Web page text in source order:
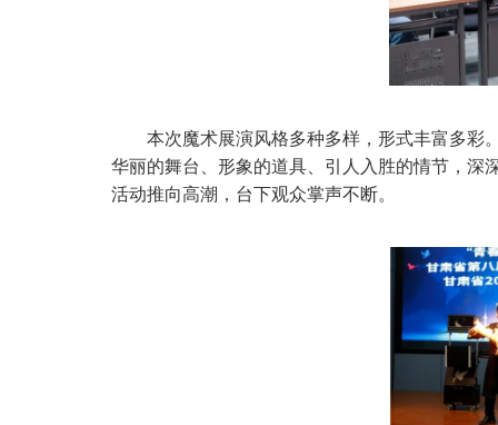
本次魔术展演风格多种多样，形式丰富多
华丽的舞台、形象的道具、引人入胜的情节，深
活动推向高潮，台下观众掌声不断。